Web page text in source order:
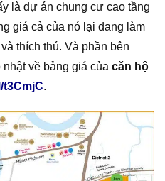
là dự án chung cư cao tầng
giá cả của nó lại đang làm
thích thú. Và phần bên
về bảng giá của căn hộ
t3CmjC.